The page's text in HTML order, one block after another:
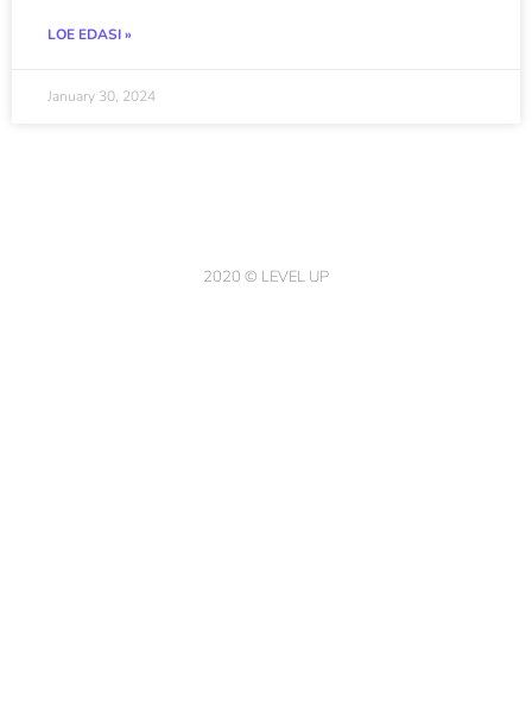
LOE EDASI »
January 30, 2024
2020 © LEVEL UP